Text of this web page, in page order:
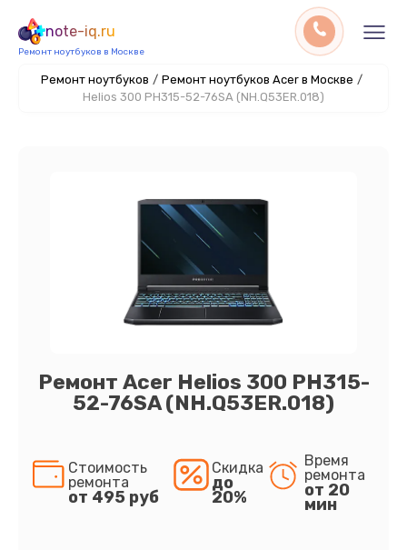
note-iq.ru
Ремонт ноутбуков в Москве
Ремонт ноутбуков / Ремонт ноутбуков Acer в Москве /
Helios 300 PH315-52-76SA (NH.Q53ER.018)
Ремонт Acer Helios 300 PH315-
52-76SA (NH.Q53ER.018)
Стоимость
ремонта
от 495 руб
Скидка
до
20%
Время
ремонта
от 20
мин